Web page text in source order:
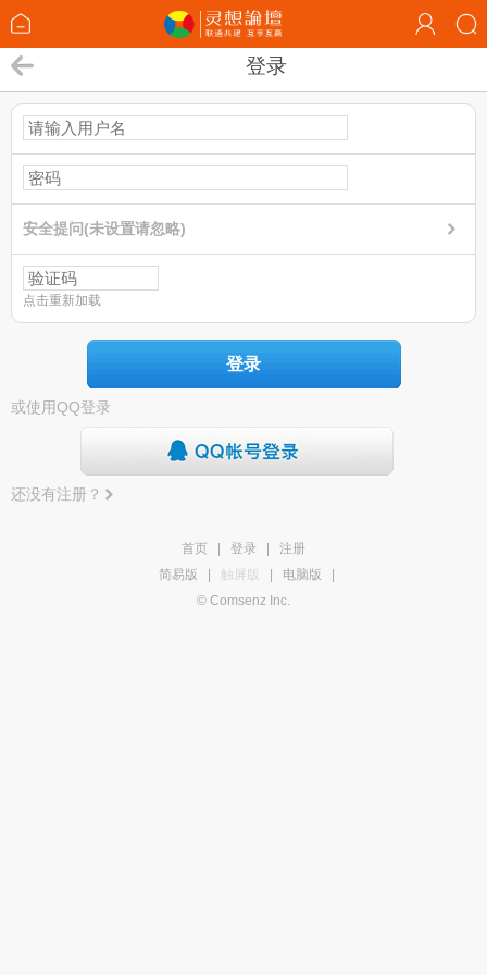
登录
安全提问(未设置请忽略)
点击重新加载
登录
或使用QQ登录
还没有注册？
首页 登录
注册
简易版
触屏版 电脑版
© Comsenz Inc.